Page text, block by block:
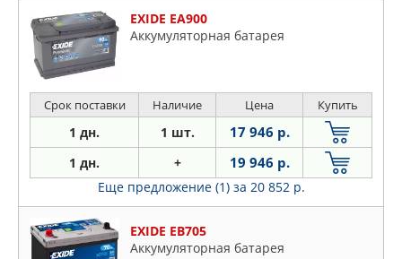
EXIDE EA900
Аккумуляторная батарея
Срок поставки Наличие Цена Купить
1 дн. 1 шт. 17 946 р.
1 дн. + 19 946 р.
Еще предложение (1) за 20 852 р.
EXIDE EB705
Аккумуляторная батарея